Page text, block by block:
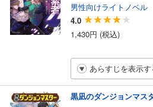
男性向けライトノベル
4.0
1,430円 (税込)
あらすじを表示す
黒凪のダンジョンマス